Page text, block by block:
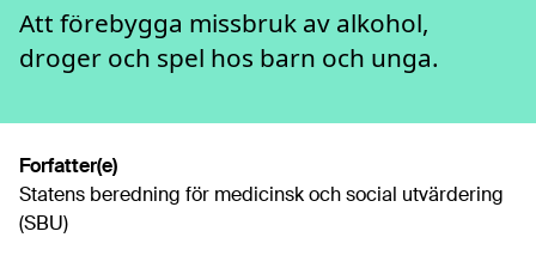
Att förebygga missbruk av alkohol,
droger och spel hos barn och unga.
Forfatter(e)
Statens beredning för medicinsk och social utvärdering
(SBU)